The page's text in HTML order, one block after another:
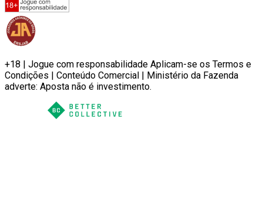
+18 | Jogue com responsabilidade Aplicam-se os Termos e
Condições | Conteúdo Comercial | Ministério da Fazenda
adverte: Aposta não é investimento.